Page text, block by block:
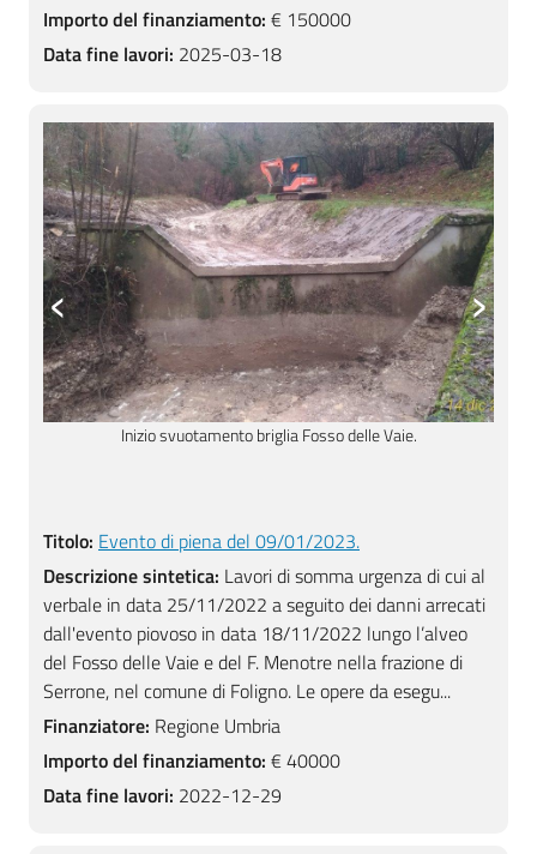
Importo del finanziamento: € 150000
Data fine lavori: 2025-03-18
Inizio svuotamento briglia Fosso delle Vaie.
‹ ›
Titolo: Evento di piena del 09/01/2023.
Descrizione sintetica: Lavori di somma urgenza di cui al
verbale in data 25/11/2022 a seguito dei danni arrecati
dall'evento piovoso in data 18/11/2022 lungo l’alveo
del Fosso delle Vaie e del F. Menotre nella frazione di
Serrone, nel comune di Foligno. Le opere da esegu...
Finanziatore: Regione Umbria
Importo del finanziamento: € 40000
Data fine lavori: 2022-12-29